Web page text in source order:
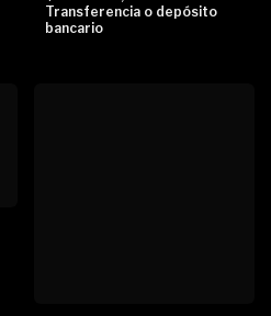
Transferencia o depósito
bancario